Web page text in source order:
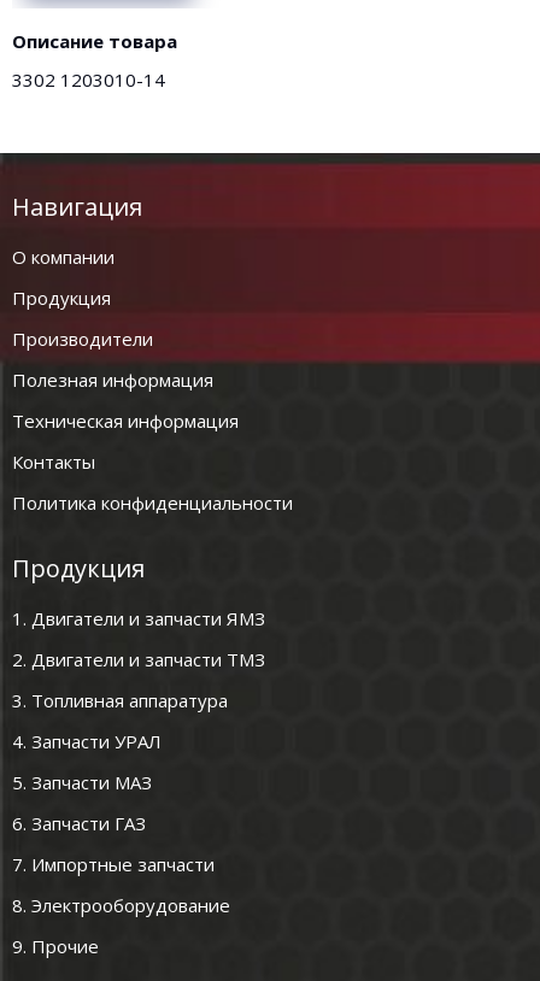
Описание товара
3302 1203010-14
Навигация
О компании
Продукция
Производители
Полезная информация
Техническая информация
Контакты
Политика конфиденциальности
Продукция
1. Двигатели и запчасти ЯМЗ
2. Двигатели и запчасти ТМЗ
3. Топливная аппаратура
4. Запчасти УРАЛ
5. Запчасти МАЗ
6. Запчасти ГАЗ
7. Импортные запчасти
8. Электрооборудование
9. Прочие